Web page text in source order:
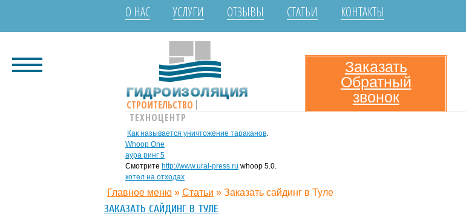
О НАС УСЛУГИ ОТЗЫВЫ СТАТЬИ КОНТАКТЫ
ГИДРОИЗОЛЯЦИЯ
СТРОИТЕЛЬСТВО
ТЕХНОЦЕНТР
Как называется уничтожение тараканов.
Whoop One
аура ринг 5
Смотрите http://www.ural-press.ru whoop 5.0.
котел на отходах
Главное меню » Статьи » Заказать сайдинг в Туле
ЗАКАЗАТЬ САЙДИНГ В ТУЛЕ
Заказать
Обратный
звонок